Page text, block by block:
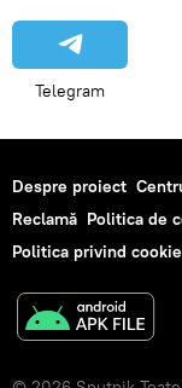
Telegram
Despre proiect
Reclamă Politica de
Politica privind